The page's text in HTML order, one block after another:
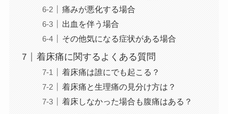
痛みが悪化する場合
出血を伴う場合
その他気になる症状がある場合
着床痛に関するよくある質問
着床痛は誰にでも起こる？
着床痛と生理痛の見分け方は？
着床しなかった場合も腹痛はある？